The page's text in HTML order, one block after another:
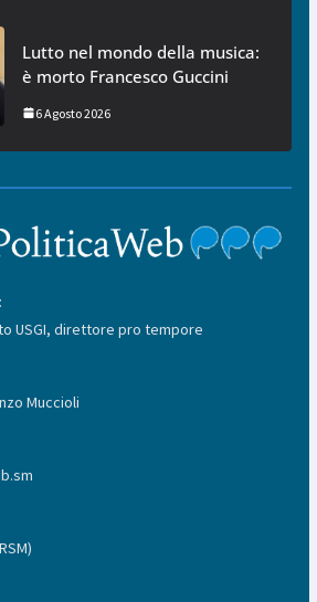
Lutto nel mondo della musica:
è morto Francesco Guccini
6 Agosto 2026
USGI, direttore pro tempore
Muccioli